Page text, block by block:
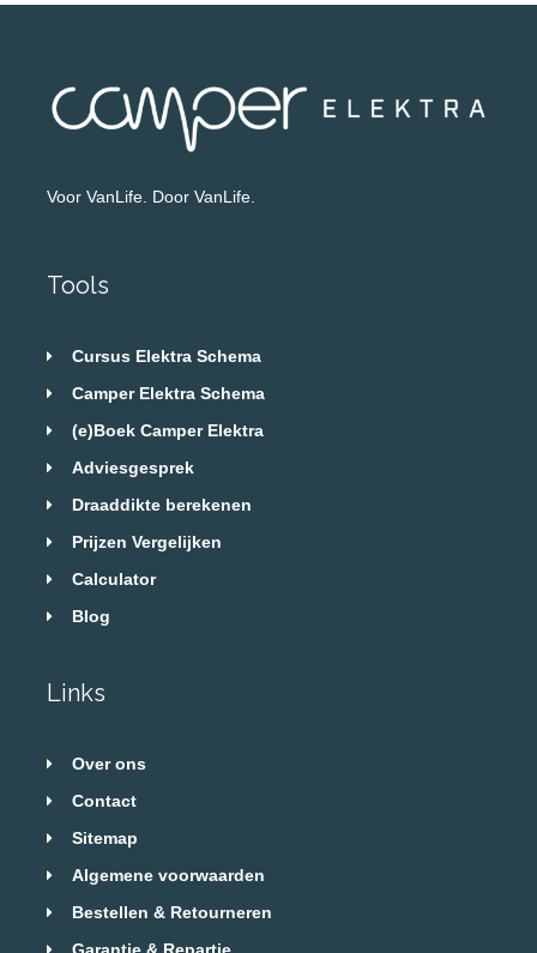
Voor VanLife. Door VanLife.
Tools
Cursus Elektra Schema
Camper Elektra Schema
(e)Boek Camper Elektra
Adviesgesprek
Draaddikte berekenen
Prijzen Vergelijken
Calculator
Blog
Links
Over ons
Contact
Sitemap
Algemene voorwaarden
Bestellen & Retourneren